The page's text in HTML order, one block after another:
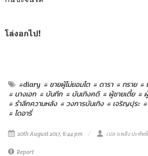
โล่งอกไป!
#diary # ชายผู้ไม่ยอมโต # ดารา # ทราย #
# นางเอก # บันทึก # บันเทิงคดี # ผู้ชายเตี้ย #
# รำลึกความหลัง # วงการบันเทิง # เจริญปุระ
# ไดอารี่
20th August 2017, 6:44 pm เปลวเพลิง ปะทัพ
Report